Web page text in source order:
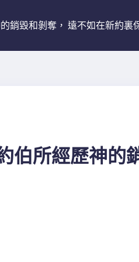
銷毀和剝奪， 遠不如在新約裏
伯所經歷神的